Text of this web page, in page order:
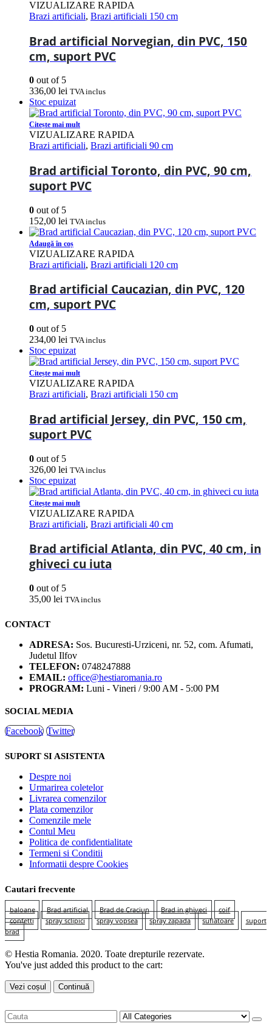
VIZUALIZARE RAPIDA
Brazi artificiali, Brazi artificiali 150 cm
Brad artificial Norvegian, din PVC, 150
cm, suport PVC
0 out of 5
336,00 lei TVA inclus
Stoc epuizat
Citește mai mult
VIZUALIZARE RAPIDA
Brazi artificiali, Brazi artificiali 90 cm
Brad artificial Toronto, din PVC, 90 cm,
suport PVC
0 out of 5
152,00 lei TVA inclus
Adaugă în coș
VIZUALIZARE RAPIDA
Brazi artificiali, Brazi artificiali 120 cm
Brad artificial Caucazian, din PVC, 120
cm, suport PVC
0 out of 5
234,00 lei TVA inclus
Stoc epuizat
Citește mai mult
VIZUALIZARE RAPIDA
Brazi artificiali, Brazi artificiali 150 cm
Brad artificial Jersey, din PVC, 150 cm,
suport PVC
0 out of 5
326,00 lei TVA inclus
Stoc epuizat
Citește mai mult
VIZUALIZARE RAPIDA
Brazi artificiali, Brazi artificiali 40 cm
Brad artificial Atlanta, din PVC, 40 cm, in
ghiveci cu iuta
0 out of 5
35,00 lei TVA inclus
CONTACT
ADRESA: Sos. Bucuresti-Urziceni, nr. 52, com. Afumati,
Judetul Ilfov
TELEFON: 0748247888
EMAIL: office@hestiaromania.ro
PROGRAM: Luni - Vineri / 9:00 AM - 5:00 PM
SOCIAL MEDIA
Facebook Twitter
SUPORT SI ASISTENTA
Despre noi
Urmarirea coletelor
Livrarea comenzilor
Plata comenzilor
Comenzile mele
Contul Meu
Politica de confidentialitate
Termeni si Conditii
Informatii despre Cookies
Cautari frecvente
baloane Brad artificial Brad de Craciun Brad in ghiveci
coif
confetti
spray sclipici spray vopsea spray zapada suflatoare
suport
brad
© Hestia Romania. 2020. Toate drepturile rezervate.
You've just added this product to the cart:
Vezi coșul Continuă